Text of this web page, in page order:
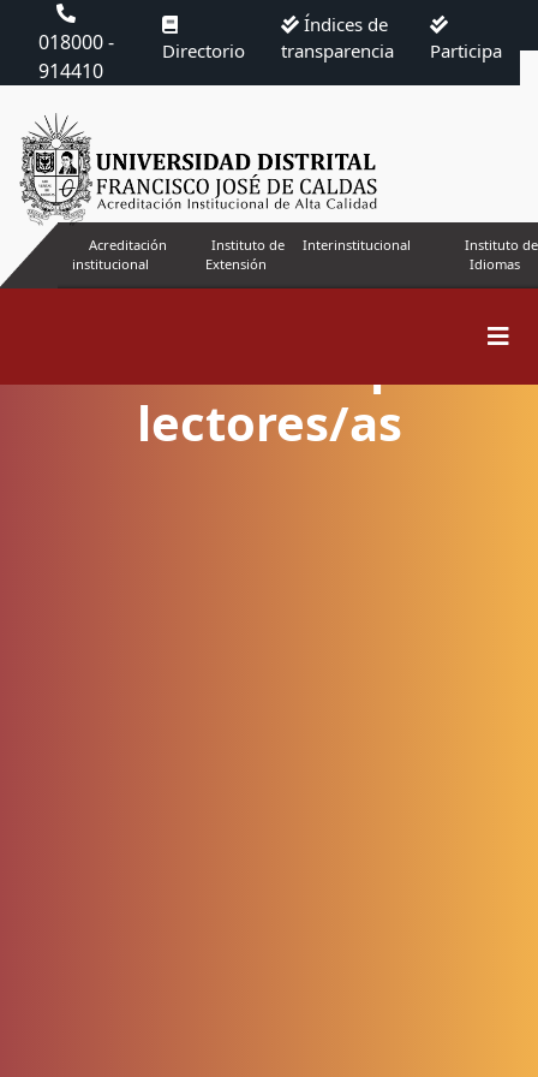
018000 -
914410
Directorio
Índices de
transparencia
Participa
Acreditación
institucional
Instituto de
Extensión
Interinstitucional
Instituto de
Idiomas
lectores/as